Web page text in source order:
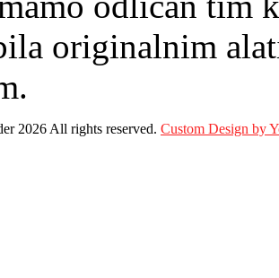
originalnim
2026 All rights reserved. Custom Design by